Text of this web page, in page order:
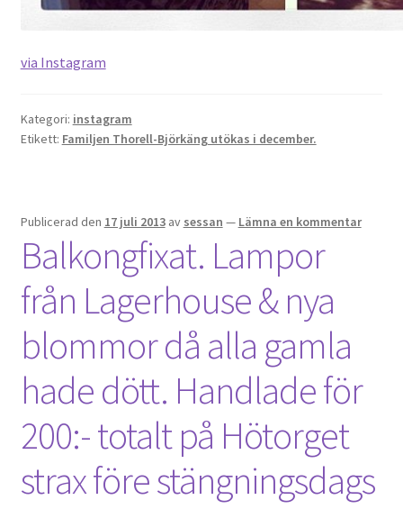
via Instagram
Kategori: instagram
Etikett: Familjen Thorell-Björkäng utökas i december.
Publicerad den 17 juli 2013 av sessan — Lämna en kommentar
Balkongfixat. Lampor
från Lagerhouse & nya
blommor då alla gamla
hade dött. Handlade för
200:- totalt på Hötorget
strax före stängningsdags